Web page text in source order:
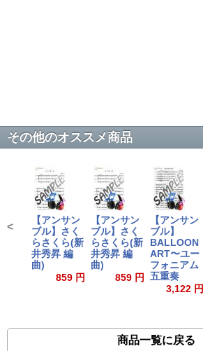
その他のオススメ商品
【アンサン
ブル】さく
らさくら(新
井秀昇 編
曲)
859 円
【アンサン
ブル】さく
らさくら(新
井秀昇 編
曲)
859 円
【アンサン
ブル】
BALLOON
ART〜ユー
フォニアム
五重奏
3,122 円
<
商品一覧に戻る